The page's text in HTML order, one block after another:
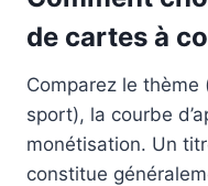
de cartes à
Comparez le
sport), la courbe
monétisation. Un
constitue